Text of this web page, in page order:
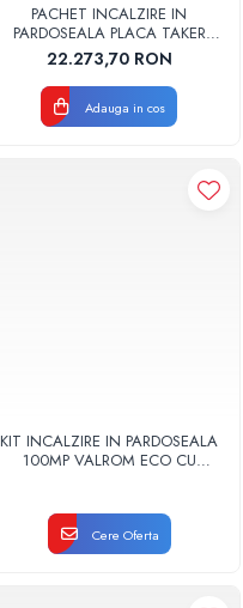
PACHET INCALZIRE IN
PARDOSEALA PLACA TAKER
120MP VALROM
22.273,70 RON
Adauga in cos
KIT INCALZIRE IN PARDOSEALA
100MP VALROM ECO CU
Cere Oferta